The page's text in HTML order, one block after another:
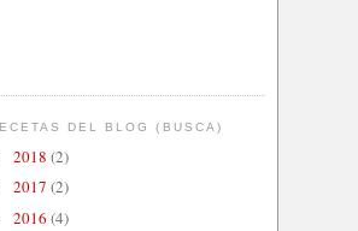
DEL BLOG (BUSCA)
2018 (2)
2017 (2)
2016 (4)